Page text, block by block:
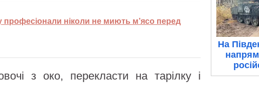
професіонали ніколи не миють м’ясо перед
з око, перекласти на тарілку і
На